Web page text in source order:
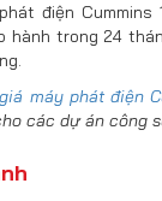
điện Cummins
hành trong 24
giá máy phát điện
các dự án công